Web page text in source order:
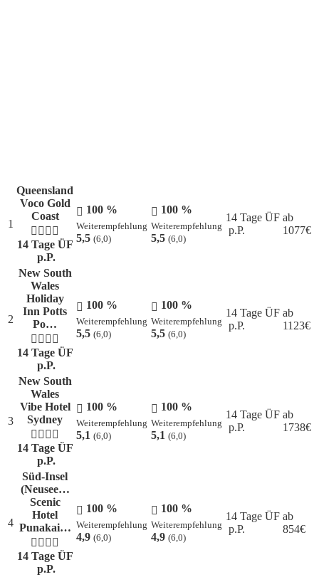
1
Queensland
Voco Gold
Coast
14 Tage ÜF
p.P.
100 %
Weiterempfehlung
5,5 (6,0)
100 %
Weiterempfehlung
5,5 (6,0)
14 Tage ÜF
p.P.
ab
1077€
2
New South
Wales
Holiday
Inn Potts
Po…
14 Tage ÜF
p.P.
100 %
Weiterempfehlung
5,5 (6,0)
100 %
Weiterempfehlung
5,5 (6,0)
14 Tage ÜF
p.P.
ab
1123€
3
New South
Wales
Vibe Hotel
Sydney
14 Tage ÜF
p.P.
100 %
Weiterempfehlung
5,1 (6,0)
100 %
Weiterempfehlung
5,1 (6,0)
14 Tage ÜF
p.P.
ab
1738€
4
Süd-Insel
(Neusee…
Scenic
Hotel
Punakai…
14 Tage ÜF
p.P.
100 %
Weiterempfehlung
4,9 (6,0)
100 %
Weiterempfehlung
4,9 (6,0)
14 Tage ÜF
p.P.
ab
854€